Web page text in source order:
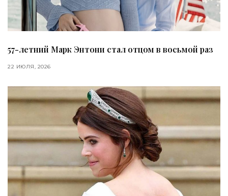
57-летний Марк Энтони стал отцом в восьмой раз
22 ИЮЛЯ, 2026